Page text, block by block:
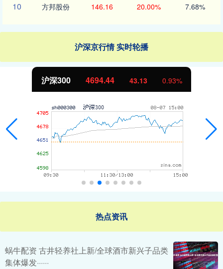
10 方邦股份 146.16 20.00% 7.68%
沪深京行情 实时轮播
43.13 0.93% 北证50
热点资讯
蜗牛配资 古井轻养社上新/全球酒市新兴子品类
集体爆发······